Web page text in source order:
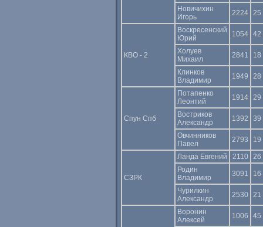
Новичихин
Игорь
2224 25
КВО - 2
Воскресенский
Юрий
1054 42
Холуев
Михаил
2841 18
Клинков
Владимир
1949 28
Спун Спб
Потапенко
Леонтий
1914 29
Востриков
Александр
1392 39
Овчинников
Павел
2793 19
СЗРК
Ланда Евгений 2110
26
Родин
Владимир
3091 16
Чурилкин
Александр
2530 21
Воронин
Алексей
1006 45